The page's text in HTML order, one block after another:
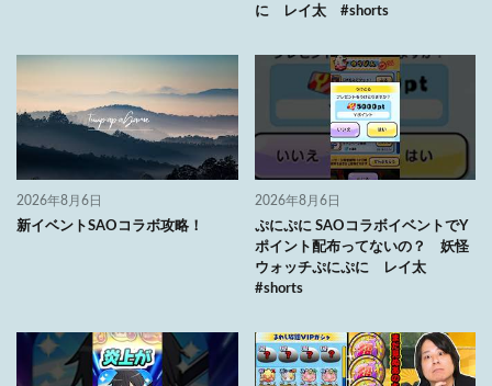
に レイ太 #shorts
2026年8月6日
新イベントSAOコラボ攻略！
2026年8月6日
ぷにぷに SAOコラボイベントでY
ポイント配布ってないの？ 妖怪
ウォッチぷにぷに レイ太
#shorts